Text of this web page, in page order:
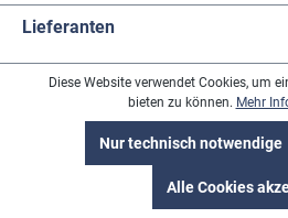
Lieferanten
Social-Media
Diese Website verwendet Cookies, um
bieten zu können. Mehr
Nur technisch notwendige
Alle Cookies